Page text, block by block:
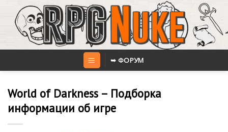
content
➥ ФОРУМ
World of Darkness – Подборка
информации об игре